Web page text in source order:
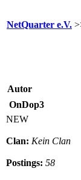
NetQuarter e.V.
Autor
OnDop3
NEW
Clan: Kein Clan
Postings: 58